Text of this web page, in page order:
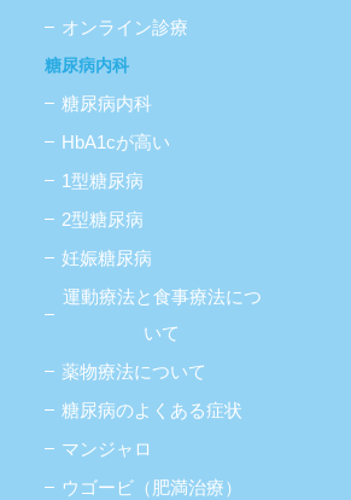
オンライン診療
糖尿病内科
糖尿病内科
HbA1cが高い
1型糖尿病
2型糖尿病
妊娠糖尿病
運動療法と食事療法につ
いて
薬物療法について
糖尿病のよくある症状
マンジャロ
ウゴービ（肥満治療）